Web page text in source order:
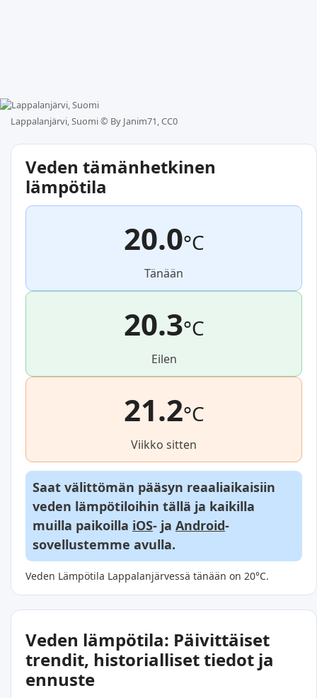
Lappalanjärvi, Suomi © By Janim71, CC0
Veden tämänhetkinen
lämpötila
20.0°C
Tänään
20.3°C
Eilen
21.2°C
Viikko sitten
Saat välittömän pääsyn reaaliaikaisiin
veden lämpötiloihin tällä ja kaikilla
muilla paikoilla iOS- ja Android-
sovellustemme avulla.
Veden Lämpötila Lappalanjärvessä tänään on 20°C.
Veden lämpötila: Päivittäiset
trendit, historialliset tiedot ja
ennuste